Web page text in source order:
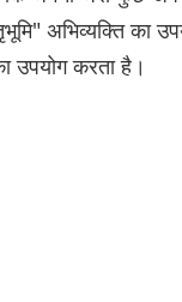
अभिव्यक्ति का
उपयोग करता है।